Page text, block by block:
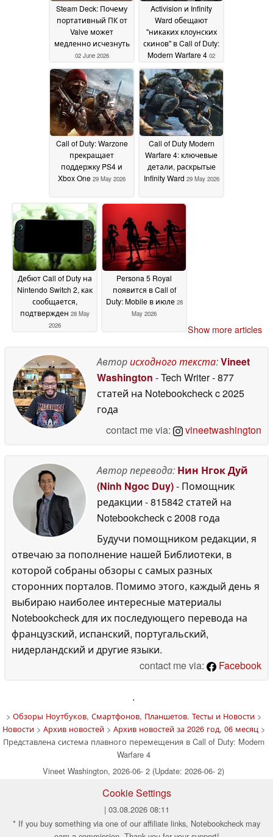
Steam Deck: Почему
портативный ПК от
Valve может
медленно исчезнуть
02 June 2026
Activision и Infinity
Ward обещают
"никаких клоунских
скинов" в Call of Duty:
Modern Warfare 4 02
June 2026
Call of Duty: Warzone
прекращает
поддержку PS4 и
Xbox One 29 May 2026
Call of Duty Modern
Warfare 4: ключевые
детали, раскрытые
Infinity Ward 29 May 2026
Дебют Call of Duty на
Nintendo Switch 2, как
сообщается,
подтвержден 28 May
2026
Persona 5 Royal
появится в Call of
Duty: Mobile в июле 28
May 2026
Show more articles
Авторисходного текста:Vineet
Washington - Tech Writer- 877
статей на Notebookcheckc 2025
года
contact me via:
vineetwashington
Автор перевода: Нин Нгок Дуй
(Ninh Ngoc Duy)- Помощник
редакции - 815842 статей на
Notebookcheckc 2008 года
Будучи помощником редакции, я
отвечаю за пополнение нашей Библиотеки, в
которой собраны обзоры с самых разных
сторонних порталов. Помимо этого, каждый день я
выбираю наиболее интересные материалы
Notebookcheck для их последующего перевода на
французский, испанский, португальский,
нидерландский и другие языки.
contact me via:
Facebook
'
> Обзоры Ноутбуков, Смартфонов, Планшетов. Тесты и Новости>
Новости> Архив новостей> Архив новостей за 2026 год, 06 месяц>
Представлена система плавного перемещения в Call of Duty: Modern
Warfare 4
Vineet Washington, 2026-06- 2 (Update: 2026-06- 2)
Cookie Settings
| 03.08.2026 08:11
* If you buy something via one of our affiliate links, Notebookcheck may